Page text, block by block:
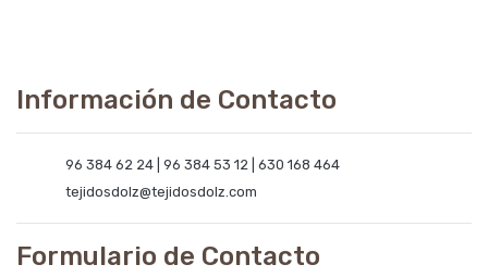
Información de Contacto
96 384 62 24 | 96 384 53 12 | 630 168 464
tejidosdolz@tejidosdolz.com
Formulario de Contacto